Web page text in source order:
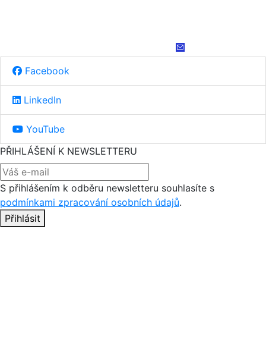
Facebook
LinkedIn
YouTube
PŘIHLÁŠENÍ K NEWSLETTERU
S přihlášením k odběru newsletteru souhlasíte s
podmínkami zpracování osobních údajů.
Přihlásit